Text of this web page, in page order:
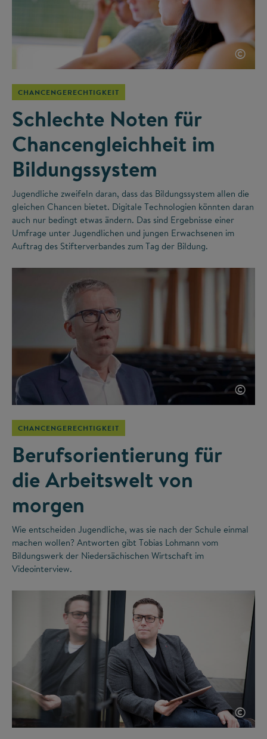
©
CHANCENGERECHTIGKEIT
Schlechte Noten für
Chancengleichheit im
Bildungssystem
Jugendliche zweifeln daran, dass das Bildungssystem allen die
gleichen Chancen bietet. Digitale Technologien könnten daran
auch nur bedingt etwas ändern. Das sind Ergebnisse einer
Umfrage unter Jugendlichen und jungen Erwachsenen im
Auftrag des Stifterverbandes zum Tag der Bildung.
©
CHANCENGERECHTIGKEIT
Berufsorientierung für
die Arbeitswelt von
morgen
Wie entscheiden Jugendliche, was sie nach der Schule einmal
machen wollen? Antworten gibt Tobias Lohmann vom
Bildungswerk der Niedersächischen Wirtschaft im
Videointerview.
©